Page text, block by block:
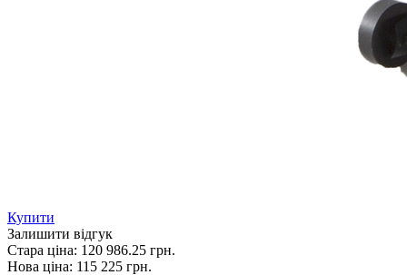
Купити
Залишити відгук
Стара ціна: 120 986.25 грн.
Нова ціна: 115 225 грн.